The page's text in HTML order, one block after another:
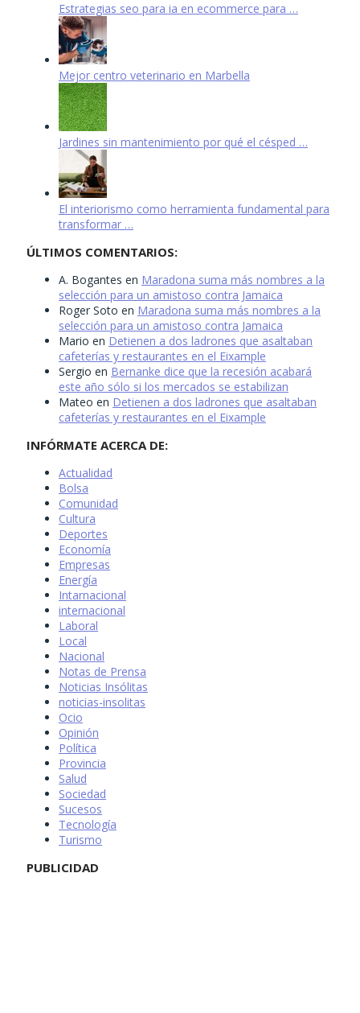
Estrategias seo para ia en ecommerce para …
Mejor centro veterinario en Marbella
Jardines sin mantenimiento por qué el césped …
El interiorismo como herramienta fundamental para
transformar …
ÚLTIMOS COMENTARIOS:
A. Bogantes en Maradona suma más nombres a la
selección para un amistoso contra Jamaica
Roger Soto en Maradona suma más nombres a la
selección para un amistoso contra Jamaica
Mario en Detienen a dos ladrones que asaltaban
cafeterías y restaurantes en el Eixample
Sergio en Bernanke dice que la recesión acabará
este año sólo si los mercados se estabilizan
Mateo en Detienen a dos ladrones que asaltaban
cafeterías y restaurantes en el Eixample
INFÓRMATE ACERCA DE:
Actualidad
Bolsa
Comunidad
Cultura
Deportes
Economía
Empresas
Energía
Intarnacional
internacional
Laboral
Local
Nacional
Notas de Prensa
Noticias Insólitas
noticias-insolitas
Ocio
Opinión
Política
Provincia
Salud
Sociedad
Sucesos
Tecnología
Turismo
PUBLICIDAD